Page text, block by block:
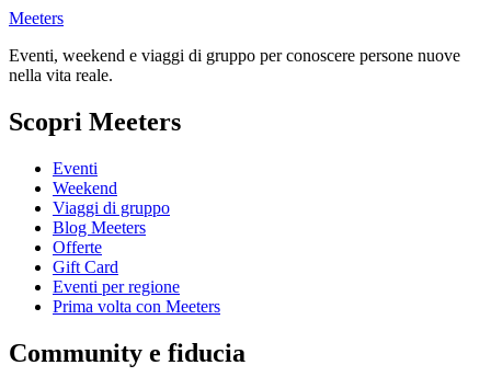
Meeters
Eventi, weekend e viaggi di gruppo per conoscere persone nuove
nella vita reale.
Scopri Meeters
Eventi
Weekend
Viaggi di gruppo
Blog Meeters
Offerte
Gift Card
Eventi per regione
Prima volta con Meeters
Community e fiducia